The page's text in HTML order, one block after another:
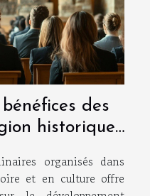
des
historique
organisés dans
et en culture offre